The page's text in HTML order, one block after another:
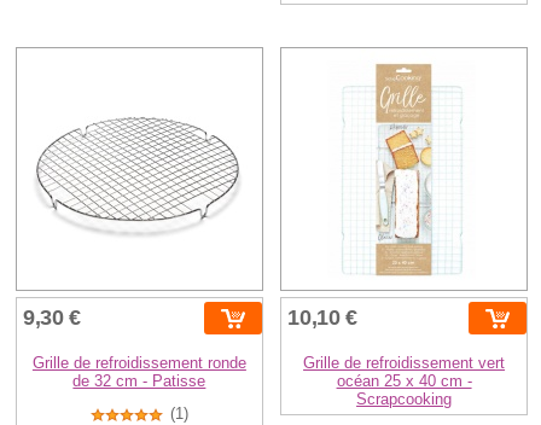
9,30 €
Grille de refroidissement ronde
de 32 cm - Patisse
(1)
10,10 €
Grille de refroidissement vert
océan 25 x 40 cm -
Scrapcooking